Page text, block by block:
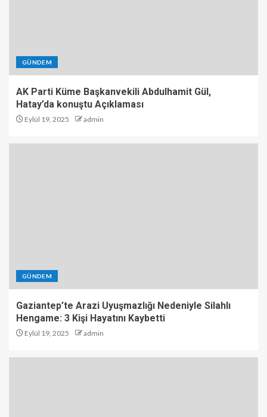
GÜNDEM
AK Parti Küme Başkanvekili Abdulhamit Gül,
Hatay’da konuştu Açıklaması
Eylül 19, 2025 admin
GÜNDEM
Gaziantep’te Arazi Uyuşmazlığı Nedeniyle Silahlı
Hengame: 3 Kişi Hayatını Kaybetti
Eylül 19, 2025 admin